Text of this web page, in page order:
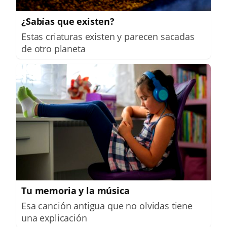
¿Sabías que existen?
Estas criaturas existen y parecen sacadas
de otro planeta
Tu memoria y la música
Esa canción antigua que no olvidas tiene
una explicación